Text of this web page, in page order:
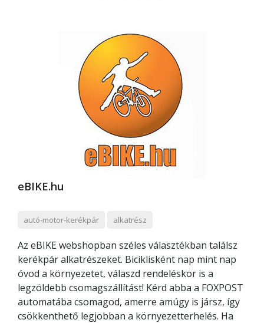
eBIKE.hu
autó-motor-kerékpár alkatrész
Az eBIKE webshopban széles választékban találsz
kerékpár alkatrészeket. Biciklisként nap mint nap
óvod a környezetet, válaszd rendeléskor is a
legzöldebb csomagszállítást! Kérd abba a FOXPOST
automatába csomagod, amerre amúgy is jársz, így
csökkenthető legjobban a környezetterhelés. Ha